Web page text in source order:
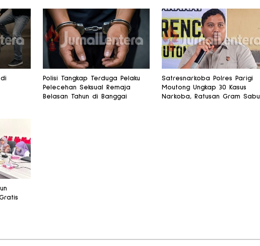
Polisi Tangkap Terduga Pelaku
Pelecehan Seksual Remaja
Belasan Tahun di Banggai
Satresnarkoba Polres Parigi
Moutong Ungkap 30 Kasus
Narkoba, Ratusan Gram Sabu